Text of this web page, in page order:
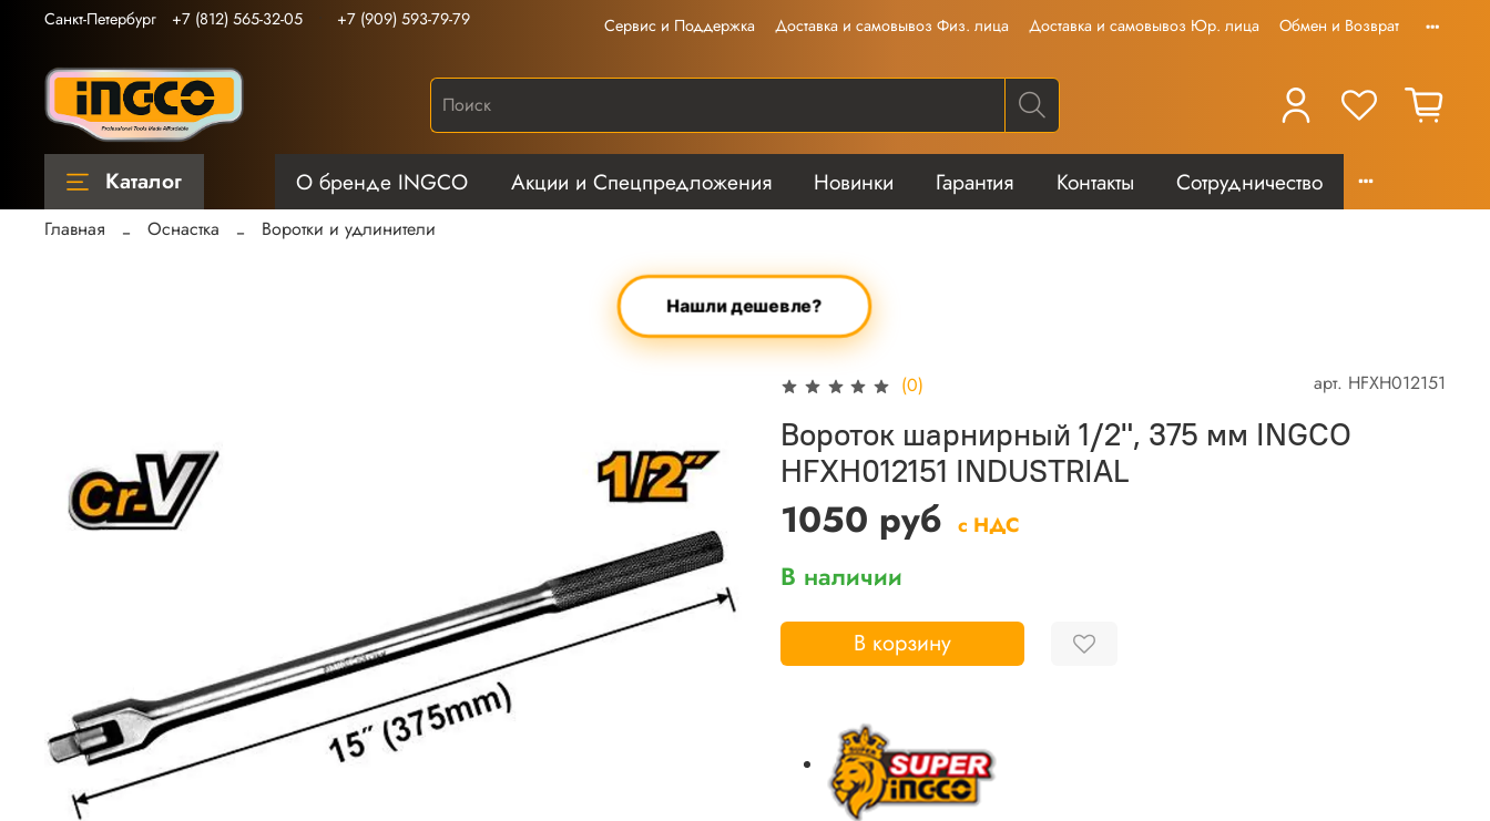
Сервис и Поддержка Доставка и самовывоз Физ. лица Доставка и самовывоз Юр. лица Обмен и Возврат
Санкт-Петербург +7 (812) 565-32-05 +7 (909) 593-79-79
Каталог О бренде INGCO Акции и Спецпредложения Новинки Гарантия Контакты Сотрудничество
Главная Оснастка Воротки и удлинители
Нашли дешевле?
(0) арт. HFXH012151
Вороток шарнирный 1/2", 375 мм INGCO
HFXH012151 INDUSTRIAL
1050 руб с НДС
В наличии
В корзину